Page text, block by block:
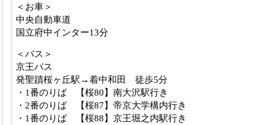
＜お車＞
中央自動車道
国立府中インター13分
＜バス＞
京王バス
発聖蹟桜ヶ丘駅→着中和田 徒歩5分
・1番のりば 【桜80】南大沢駅行き
・2番のりば 【桜87】帝京大学構内行き
・1番のりば 【桜88】京王堀之内駅行き